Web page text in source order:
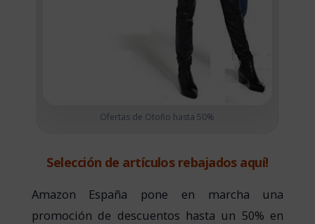
Ofertas de Otoño hasta 50%
Selección de artículos rebajados aquí!
Amazon España pone en marcha una
promoción de descuentos hasta un 50% en